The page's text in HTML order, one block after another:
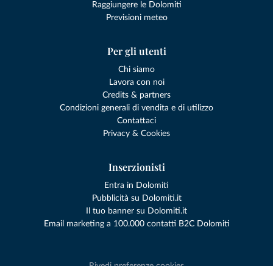
Raggiungere le Dolomiti
Previsioni meteo
Per gli utenti
Chi siamo
Lavora con noi
Credits & partners
Condizioni generali di vendita e di utilizzo
Contattaci
Privacy & Cookies
Inserzionisti
Entra in Dolomiti
Pubblicità su Dolomiti.it
Il tuo banner su Dolomiti.it
Email marketing a 100.000 contatti B2C Dolomiti